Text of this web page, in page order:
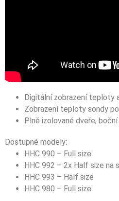
Digitální zobrazení teploty
Zobrazení teploty sondy
Plně izolované dveře,
Dostupné modely:
HHC 990 – Full size
HHC 992 – 2x Half size na
HHC 993 – Half size
HHC 980 – Full size